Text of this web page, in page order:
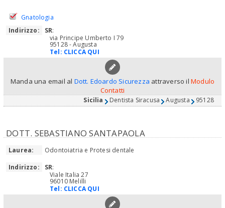
Gnatologia
Indirizzo:
SR:
via Principe Umberto I 79
95128 - Augusta
Tel: CLICCA QUI
Manda una email al Dott. Edoardo Sicurezza attraverso ilModulo
Contatti
Sicilia Dentista Siracusa Augusta 95128
DOTT. SEBASTIANO SANTAPAOLA
Laurea:
Odontoiatria e Protesi dentale
Indirizzo:
SR:
Viale Italia 27
96010 Melilli
Tel: CLICCA QUI